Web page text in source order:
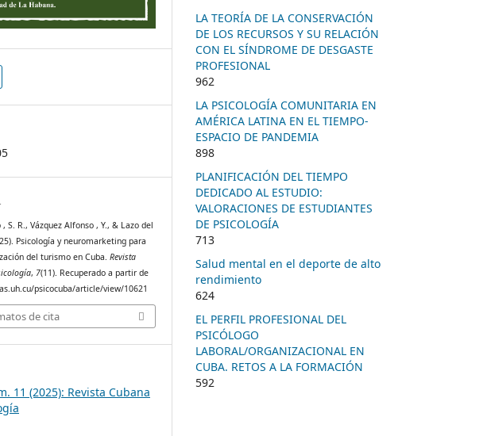
S. R., Vázquez Alfonso , Y., & Lazo del
Psicología y neuromarketing para
del turismo en Cuba.Revista
, 7(11). Recuperado a partir de
psicocuba/article/view/10621
de cita
11 (2025): Revista Cubana
LA TEORÍA DE LA CONSERVACIÓN
DE LOS RECURSOS Y SU RELACIÓN
CON EL SÍNDROME DE DESGASTE
PROFESIONAL
962
LA PSICOLOGÍA COMUNITARIA EN
AMÉRICA LATINA EN EL TIEMPO-
ESPACIO DE PANDEMIA
898
PLANIFICACIÓN DEL TIEMPO
DEDICADO AL ESTUDIO:
VALORACIONES DE ESTUDIANTES
DE PSICOLOGÍA
713
Salud mental en el deporte de alto
rendimiento
624
EL PERFIL PROFESIONAL DEL
PSICÓLOGO
LABORAL/ORGANIZACIONAL EN
CUBA. RETOS A LA FORMACIÓN
592